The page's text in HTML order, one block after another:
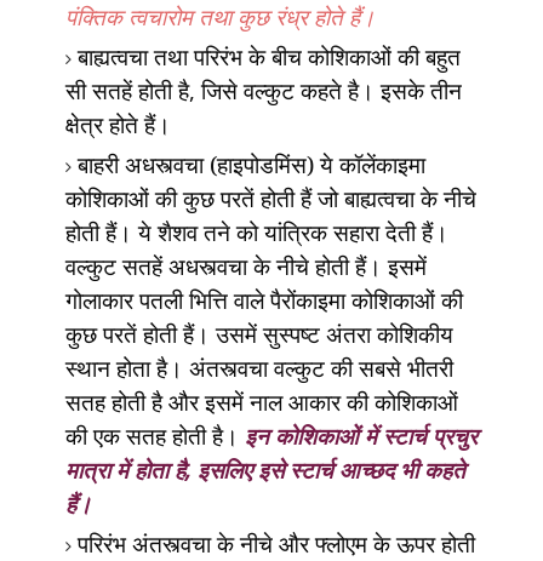
पंक्तिक त्वचारोम तथा कुछ रंध्र होते हैं।
बाह्यत्वचा तथा परिरंभ के बीच कोशिकाओं की बहुत
सी सतहें होती है,जिसे वल्कुट कहते है। इसकेतीन
क्षेत्र होते हैं।
बाहरी अधस्त्वचा (हाइपोडमिंस) ये कॉलेंकाइमा
कोशिकाओं की कुछ परतें होती हैं जो बाह्यत्वचा के नीचे
होती हैं। ये शैशव तने को यांत्रिक सहारा देती हैं।
वल्कुट सतहें अधस्त्वचा के नीचे होती हैं। इसमें
गोलाकार पतली भित्ति वाले पैरोंकाइमा कोशिकाओं की
कुछ परतें होती हैं। उसमें सुस्पष्ट अंतरा कोशिकीय
स्थान होता है। अंतस्त्वचा वल्कुट की सबसे भीतरी
सतह होती है और इसमें नाल आकार कीकोशिकाओं
की एक सतह होती है। इन कोशिकाओं में स्टार्च प्रचुर
मात्रा में होता है, इसलिए इसे स्टार्च आच्छद भी कहते
हैं।
परिरंभ अंतस्त्वचा के नीचे और फ्लोएम के ऊपर होती